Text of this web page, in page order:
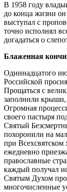
В 1958 году
до конца жизни
выступал с
точно исполнял
догадаться о
Блаженная
Одиннадцатого
Российской
Прощаться с
заполнили крыши,
Огромная
своего пастыря
Святый
похоронили на
при Всехсвятском
ежедневно
православные
каждый получал
Святым Духом
многочисленные